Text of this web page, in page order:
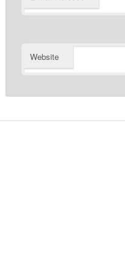
Website